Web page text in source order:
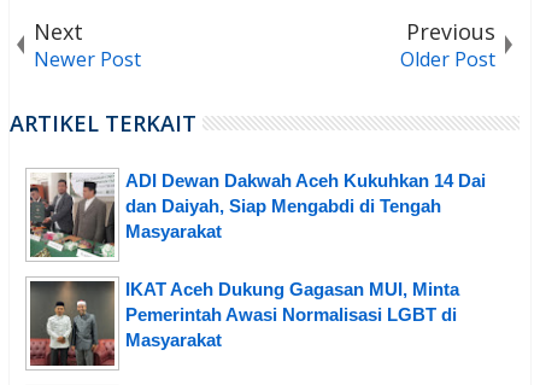
Next
Newer Post
Previous
Older Post
ARTIKEL TERKAIT
ADI Dewan Dakwah Aceh Kukuhkan 14 Dai
dan Daiyah, Siap Mengabdi di Tengah
Masyarakat
IKAT Aceh Dukung Gagasan MUI, Minta
Pemerintah Awasi Normalisasi LGBT di
Masyarakat